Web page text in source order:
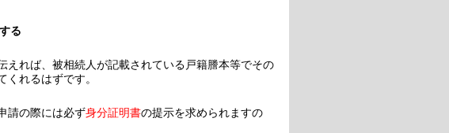
る
えれば、被相続人が記載されている戸籍謄本等でその
れるはずです。
請の際には必ず身分証明書の提示を求められますの